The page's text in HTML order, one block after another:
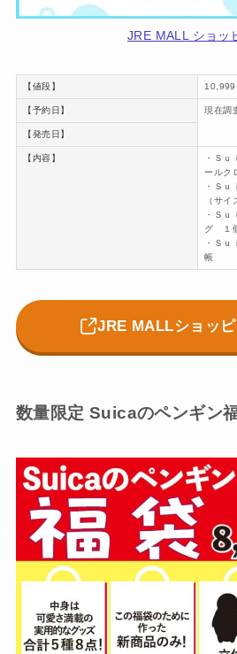
JRE MALL ショッ
【値段】 10,999
【予約日】 現在調
【発売日】
【内容】
・Ｓ
ールク
・Ｓ
（サ
・Ｓ
グ １
・Ｓ
帳
JRE MALLショッ
数量限定 Suicaのペンギン